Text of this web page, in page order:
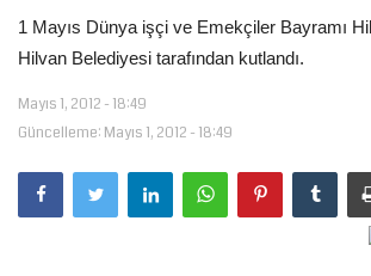
Anasayfa
Eğitim
1 Mayıs Dünya işçi ve Emekçiler Bayramı
Hilvan Belediyesi tarafından kutlandı.
Mayıs 1, 2012 - 18:49
Güncelleme: Mayıs 1, 2012 - 18:49